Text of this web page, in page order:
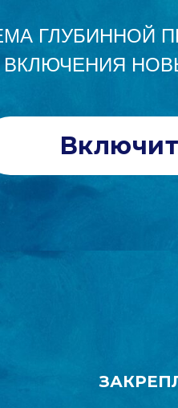
ГЛУБИННОЙ
ВКЛЮЧЕНИЯ